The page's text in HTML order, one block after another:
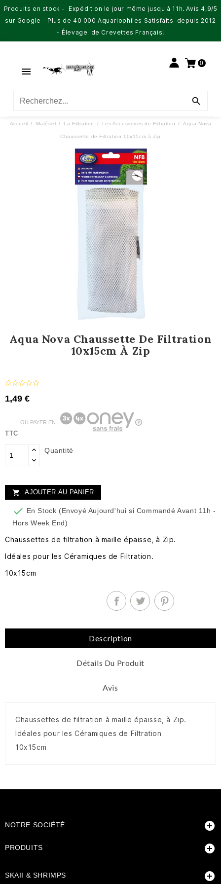
Produits en stock - Expédition le jour même jusqu'à 11h. Avis 4,9/5
sur Google - Plus de 40 000 Aquariophiles Satisfaits depuis 2012
- Élevage de Crevettes Français!

0

Accueil Matériel La Filtration Les Accessoires de Filtration Aqua Nova
Chaussette de Filtration 10x15cm à Zip
Aqua Nova Chaussette De Filtration
10x15cm À Zip
1,49 €
TTC
OU PAYER EN
Quantité
 AJOUTER AU PANIER
 En Stock (Envoyé Aujourd'hui si Commandé Avant 11h -
Hors Week End)
Chaussettes de filtration à maille épaisse, à Zip.
Idéales pour les Céramiques de Filtration.
10x15cm
Description
Détails Du Produit
Avis
Chaussettes de filtration à maille épaisse, à Zip.
Idéales pour les Céramiques de Filtration
10x15cm
NOTRE SOCIÉTÉ 
PRODUITS 
SKAII & SHRIMPS 